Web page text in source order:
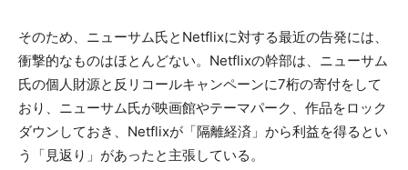
そのため、ニューサム氏とNetflixに対する最近の告発には、
衝撃的なものはほとんどない。Netflixの幹部は、ニューサム
氏の個人財源と反リコールキャンペーンに7桁の寄付をして
おり、ニューサム氏が映画館やテーマパーク、作品をロック
ダウンしておき、Netflixが「隔離経済」から利益を得るとい
う「見返り」があったと主張している。